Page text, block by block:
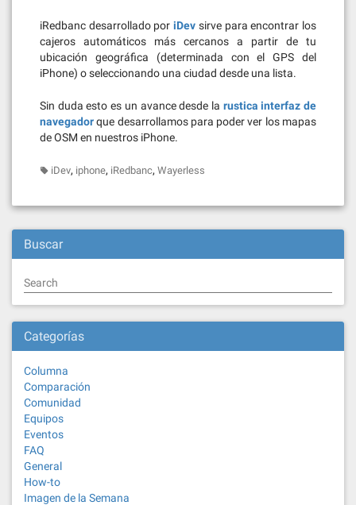
iRedbanc desarrollado poriDev sirve para encontrar los
cajeros automáticos más cercanos a partir de tu
ubicación geográfica (determinada con el GPS del
iPhone) o seleccionando una ciudad desde una lista.
Sin duda esto es un avance desde la rustica interfaz de
navegadorque desarrollamos para poder ver los mapas
de OSM en nuestros iPhone.
iDev, iphone, iRedbanc, Wayerless
Buscar
Search
Categorías
Columna
Comparación
Comunidad
Equipos
Eventos
FAQ
General
How-to
Imagen de la Semana